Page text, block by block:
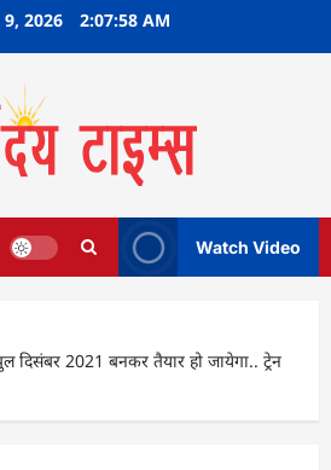
2026 2:07:59 AM
Watch Video
दिसंबर 2021 बनकर तैयार हो जायेगा.. ट्रेन